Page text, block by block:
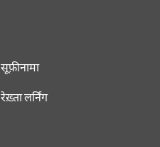
सूफ़ीनामा
रेख़्ता लर्निंग